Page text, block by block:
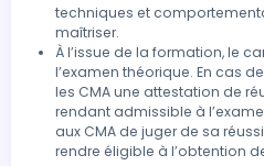
procéder à l’encaissement : - Calculer le prix
course / de la mission ; - Établir les documents
(facture…) ; - Encaisser le paiement, notamment avec
le terminal de paiement
utiliser les équipements
des équipements
horokilométrique,
techniques et
maîtriser.
À l’issue de la formation, le
l’examen théorique. En cas
les CMA une attestation de
rendant admissible à
aux CMA de juger de sa
rendre éligible à l’obtention